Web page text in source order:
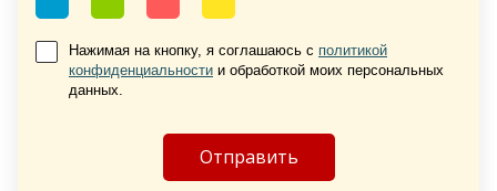
Нажимая на кнопку, я соглашаюсь с политикой
конфиденциальности и обработкой моих персональных
данных.